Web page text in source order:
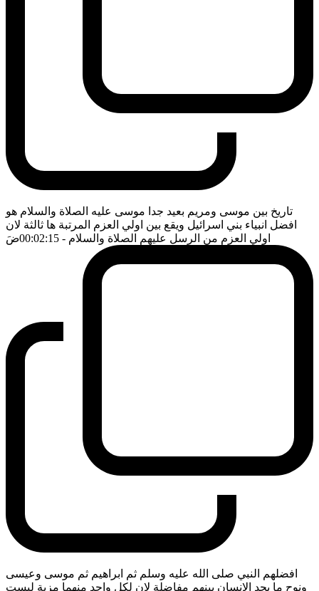
تاريخ بين موسى ومريم بعيد جدا موسى عليه الصلاة والسلام هو
افضل انبياء بني اسرائيل ويقع بين اولي العزم المرتبة ها ثالثة لان
اولي العزم من الرسل عليهم الصلاة والسلام - 00:02:15 ضَ
افضلهم النبي صلى الله عليه وسلم ثم ابراهيم ثم موسى وعيسى
ونوح ما يجد الانسان بينهم مفاضلة لان لكل واحد منهما مزية ليست